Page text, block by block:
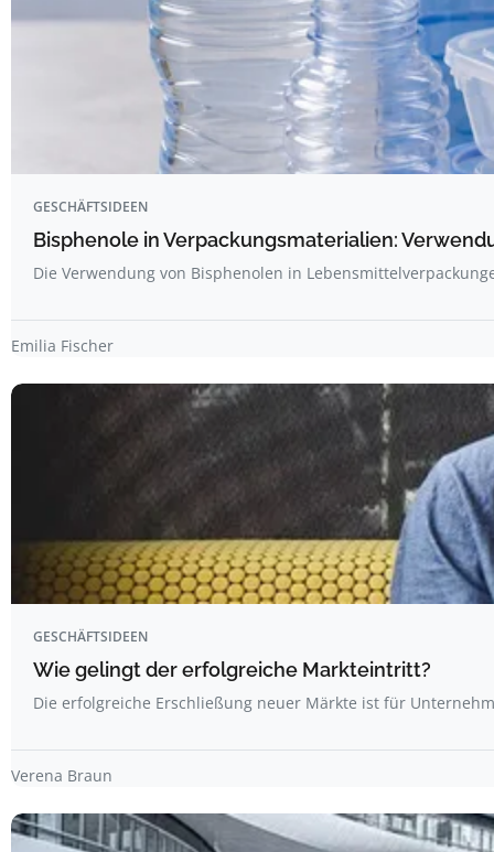
GESCHÄFTSIDEEN
Bisphenole in Verpackungsmaterialien:
Die Verwendung von Bisphenolen in
Emilia Fischer
GESCHÄFTSIDEEN
Wie gelingt der erfolgreiche Markteintritt?
Die erfolgreiche Erschließung neuer Märkte ist für
Verena Braun